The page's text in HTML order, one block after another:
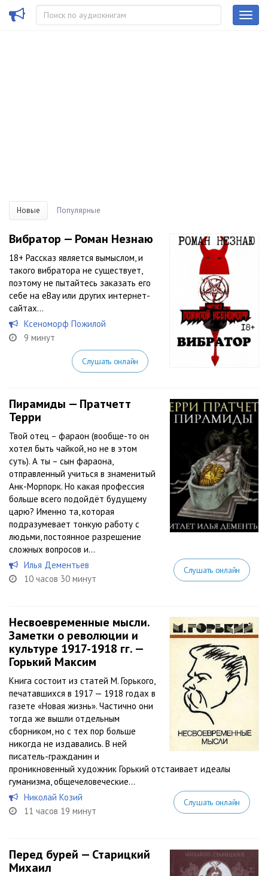
Новые Популярные
Вибратор — Роман Незнаю
18+ Рассказ является вымыслом, и
такого вибратора не существует,
поэтому не пытайтесь заказать его
себе на eBay или других интернет-
сайтах…
Ксеноморф Пожилой
9 минут
Слушать онлайн
Пирамиды — Пратчетт
Терри
Твой отец – фараон (вообще-то он
хотел быть чайкой, но не в этом
суть). А ты – сын фараона,
отправленный учиться в знаменитый
Анк-Морпорк. Но какая профессия
больше всего подойдёт будущему
царю? Именно та, которая
подразумевает тонкую работу с
людьми, постоянное разрешение
сложных вопросов и...
Илья Дементьев
10 часов 30 минут
Слушать онлайн
Несвоевременные мысли.
Заметки о революции и
культуре 1917-1918 гг. —
Горький Максим
Книга состоит из статей М. Горького,
печатавшихся в 1917 — 1918 годах в
газете «Новая жизнь». Частично они
тогда же вышли отдельным
сборником, но с тех пор больше
никогда не издавались. В ней
писатель-гражданин и
проникновенный художник Горький отстаивает идеалы
гуманизма, общечеловеческие...
Николай Козий
11 часов 19 минут
Слушать онлайн
Перед бурей — Старицкий
Михаил